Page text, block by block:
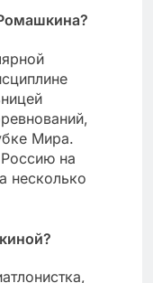
Мира.
на
несколько